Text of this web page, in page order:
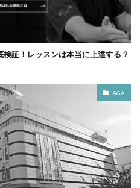
証！レッスンは本当に上達する？
AGA